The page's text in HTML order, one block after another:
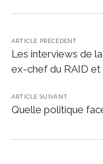
ARTICLE PRÉCÉDENT
Les interviews de
ex-chef du RAID
ARTICLE SUIVANT
Quelle politique